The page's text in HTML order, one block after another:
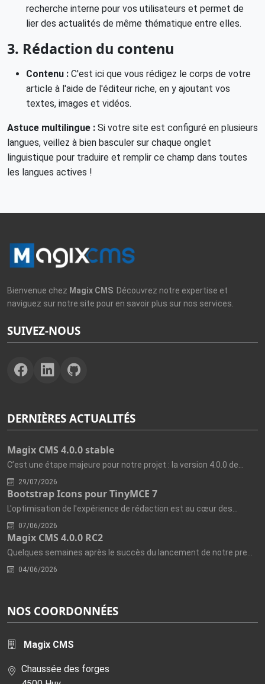
recherche interne pour vos utilisateurs et permet de
lier des actualités de même thématique entre elles.
3. Rédaction du contenu
Contenu : C'est ici que vous rédigez le corps de votre
article à l'aide de l'éditeur riche, en y ajoutant vos
textes, images et vidéos.
Astuce multilingue : Si votre site est configuré en plusieurs
langues, veillez à bien basculer sur chaque onglet
linguistique pour traduire et remplir ce champ dans toutes
les langues actives !
Bienvenue chez Magix CMS . Découvrez notre expertise et
naviguez sur notre site pour en savoir plus sur nos services.
SUIVEZ-NOUS
DERNIÈRES ACTUALITÉS
Magix CMS 4.0.0 stable
C’est une étape majeure pour notre projet : la version 4.0.0 de...
29/07/2026
Bootstrap Icons pour TinyMCE 7
L'optimisation de l'expérience de rédaction est au cœur des...
07/06/2026
Magix CMS 4.0.0 RC2
04/06/2026
NOS COORDONNÉES
Magix CMS
Chaussée des forges